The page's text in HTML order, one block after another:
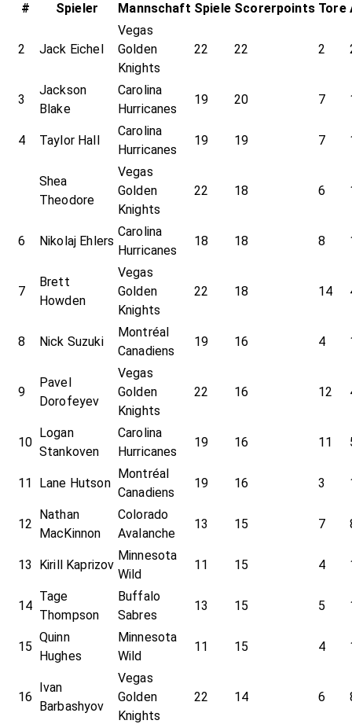
#
Spieler Mannschaft Spiele Scorerpoints Tore
2 Jack Eichel
Vegas
Golden
Knights
22 22 2
3
Jackson
Blake
Carolina
Hurricanes
19 20 7
4 Taylor Hall
Carolina
Hurricanes
19 19 7
Shea
Theodore
Vegas
Golden
Knights
22 18 6
6 Nikolaj Ehlers
Carolina
Hurricanes
18 18 8
7
Brett
Howden
Vegas
Golden
Knights
22 18 14
8 Nick Suzuki
Montréal
Canadiens
19 16 4
9
Pavel
Dorofeyev
Vegas
Golden
Knights
22 16 12
10
Logan
Stankoven
Carolina
Hurricanes
19 16 11
11 Lane Hutson
Montréal
Canadiens
19 16 3
12
Nathan
MacKinnon
Colorado
Avalanche
13 15 7
13 Kirill Kaprizov
Minnesota
Wild
11 15 4
14
Tage
Thompson
Buffalo
Sabres
13 15 5
15
Quinn
Hughes
Minnesota
Wild
11 15 4
16
Ivan
Barbashyov
Vegas
Golden
Knights
22 14 6